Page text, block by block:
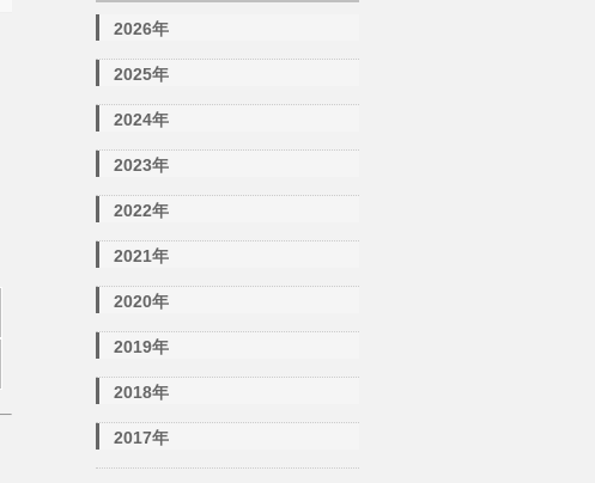
2026年
2025年
2024年
2023年
2022年
2021年
2020年
2019年
2018年
2017年